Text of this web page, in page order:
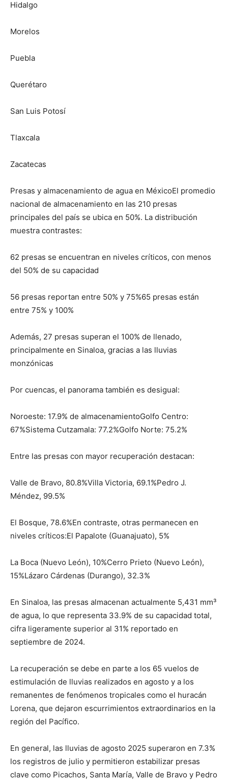
Hidalgo
Morelos
Puebla
Querétaro
San Luis Potosí
Tlaxcala
Zacatecas
Presas y almacenamiento de agua en MéxicoEl promedio
nacional de almacenamiento en las 210 presas
principales del país se ubica en 50%. La distribución
muestra contrastes:
62 presas se encuentran en niveles críticos, con menos
del 50% de su capacidad
56 presas reportan entre 50% y 75%65 presas están
entre 75% y 100%
Además, 27 presas superan el 100% de llenado,
principalmente en Sinaloa, gracias a las lluvias
monzónicas
Por cuencas, el panorama también es desigual:
Noroeste: 17.9% de almacenamientoGolfo Centro:
67%Sistema Cutzamala: 77.2%Golfo Norte: 75.2%
Entre las presas con mayor recuperación destacan:
Valle de Bravo, 80.8%Villa Victoria, 69.1%Pedro J.
Méndez, 99.5%
El Bosque, 78.6%En contraste, otras permanecen en
niveles críticos:El Papalote (Guanajuato), 5%
La Boca (Nuevo León), 10%Cerro Prieto (Nuevo León),
15%Lázaro Cárdenas (Durango), 32.3%
En Sinaloa, las presas almacenan actualmente 5,431 mm³
de agua, lo que representa 33.9% de su capacidad total,
cifra ligeramente superior al 31% reportado en
septiembre de 2024.
La recuperación se debe en parte a los 65 vuelos de
estimulación de lluvias realizados en agosto y a los
remanentes de fenómenos tropicales como el huracán
Lorena, que dejaron escurrimientos extraordinarios en la
región del Pacífico.
En general, las lluvias de agosto 2025 superaron en 7.3%
los registros de julio y permitieron estabilizar presas
clave como Picachos, Santa María, Valle de Bravo y Pedro